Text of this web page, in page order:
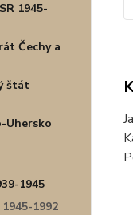
1945-
Čechy a
štát
Uhersko
1945
1945-1992